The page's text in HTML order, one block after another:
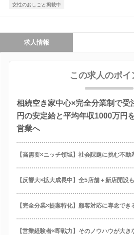
女性のおしごと掲載中
求人情報
この求人のポイ
相続空き家中心×完全分業制で受
円の安定給と平均年収1000万円
営業へ
【高需要×ニッチ領域】社会課題に挑む不動
【反響大×拡大成長中】全5店舗＋新店開設
【完全分業×提案特化】顧客対応に専念でき
【営業経験者×即戦力】そのノウハウが大き